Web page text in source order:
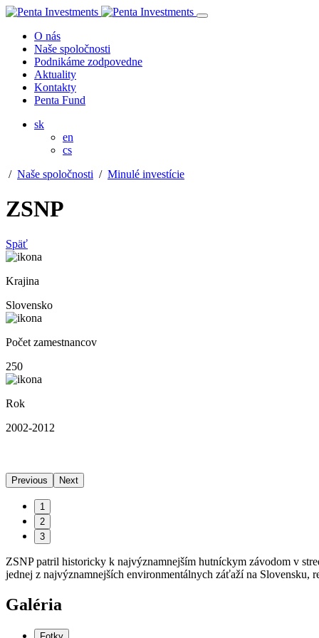
O nás
Naše spoločnosti
Podnikáme zodpovedne
Aktuality
Kontakty
Penta Fund
sk
en
cs
/ Naše spoločnosti / Minulé investície
ZSNP
Späť
Krajina
Slovensko
Počet zamestnancov
250
Rok
2002-2012
Previous Next
1
2
3
ZSNP patril historicky k najvýznamnejším hutníckym závodom v
jednej z najvýznamnejších environmentálnych záťaží na Slovensku,
Galéria